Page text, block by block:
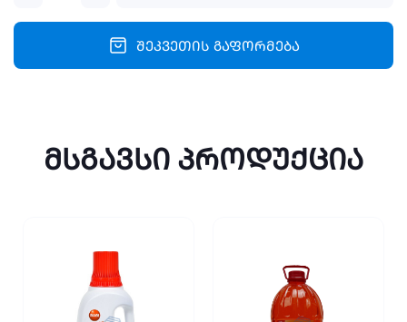
quantity
შეკვეთის გაფორმება
მსგავსი პროდუქცია